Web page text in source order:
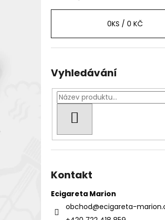
0KS / 0 KČ
Vyhledávání
Kontakt
Ecigareta Marion
obchod@ecigareta-